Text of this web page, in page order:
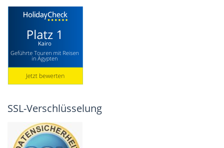
SSL-Verschlüsselung